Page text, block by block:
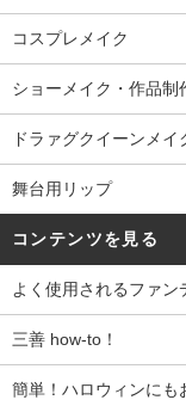
コスプレメイク
ショーメイク・作品制
ドラァグクイーンメイ
舞台用リップ
コンテンツを見る
よく使用されるファン
三善 how-to！
簡単！ハロウィンに